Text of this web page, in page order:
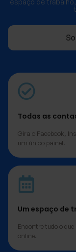
espaço de
Todas as
Gira o Facebook,
um único painel.
Um espaço de
Encontre tudo o
online.